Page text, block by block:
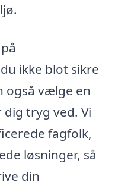
ikke blot sikre
også vælge en
tryg ved. Vi
fagfolk,
løsninger, så
din